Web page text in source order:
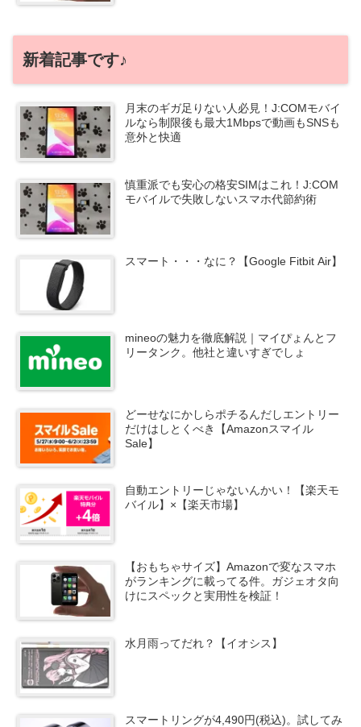
新着記事です♪
月末のギガ足りない人必見！J:COMモバイ
ルなら制限後も最大1Mbpsで動画もSNSも
意外と快適
慎重派でも安心の格安SIMはこれ！J:COM
モバイルで失敗しないスマホ代節約術
スマート・・・なに？【Google Fitbit Air】
mineoの魅力を徹底解説｜マイぴょんとフ
リータンク。他社と違いすぎでしょ
どーせなにかしらポチるんだしエントリー
だけはしとくべき【Amazonスマイル
Sale】
自動エントリーじゃないんかい！【楽天モ
バイル】×【楽天市場】
【おもちゃサイズ】Amazonで変なスマホ
がランキングに載ってる件。ガジェオタ向
けにスペックと実用性を検証！
水月雨ってだれ？【イオシス】
スマートリングが4,490円(税込)。試してみ